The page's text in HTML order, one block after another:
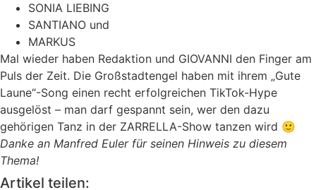
SONIA LIEBING
SANTIANO und
MARKUS
Mal wieder haben Redaktion und GIOVANNI den Finger am
Puls der Zeit. Die Großstadtengel haben mit ihrem „Gute
Laune“-Song einen recht erfolgreichen TikTok-Hype
ausgelöst – man darf gespannt sein, wer den dazu
gehörigen Tanz in der ZARRELLA-Show tanzen wird 🙂
Danke an Manfred Euler für seinen Hinweis zu diesem
Thema!
Artikel teilen: